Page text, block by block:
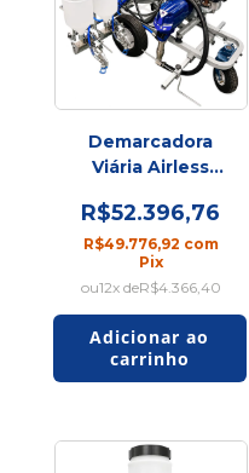
Demarcadora
Viária Airless
5.0G com 2
Pistolas e
Aplicador de
Microesfera |
Alta
Produtividade
R$52.396,76
R$49.776,92 com
Pix
12x deR$4.366,40